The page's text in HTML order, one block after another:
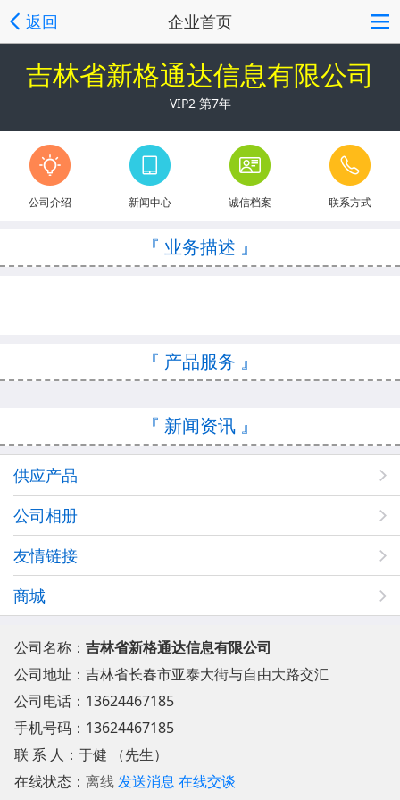
返回 企业首页
吉林省新格通达信息有限公司
VIP2 第7年
公司介绍 新闻中心 诚信档案 联系方式
『 业务描述 』
『 产品服务 』
『 新闻资讯 』
供应产品
公司相册
友情链接
商城
公司名称： 吉林省新格通达信息有限公司
公司地址： 吉林省长春市亚泰大街与自由大路交汇
公司电话： 13624467185
手机号码： 13624467185
联 系 人：于健 （先生）
在线状态： 离线发送消息 在线交谈